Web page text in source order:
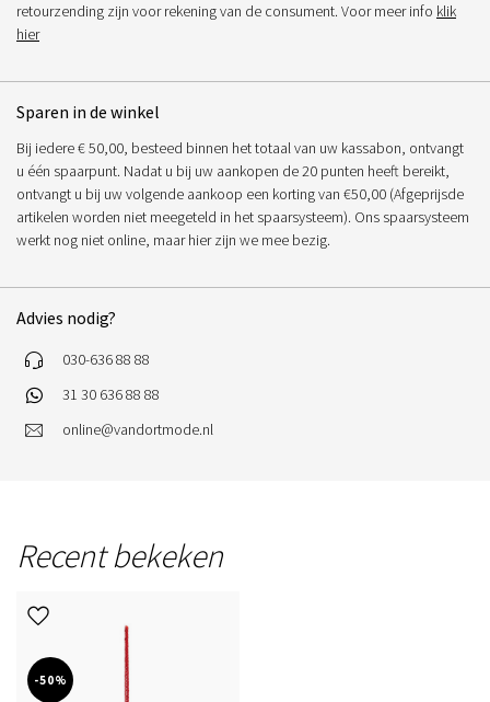
retourzending zijn voor rekening van de consument. Voor meer info klik
hier
Sparen in de winkel
Bij iedere € 50,00, besteed binnen het totaal van uw kassabon, ontvangt
u één spaarpunt. Nadat u bij uw aankopen de 20 punten heeft bereikt,
ontvangt u bij uw volgende aankoop een korting van €50,00 (Afgeprijsde
artikelen worden niet meegeteld in het spaarsysteem). Ons spaarsysteem
werkt nog niet online, maar hier zijn we mee bezig.
Advies nodig?
030-636 88 88
31 30 636 88 88
online@vandortmode.nl
Recent bekeken
-50%